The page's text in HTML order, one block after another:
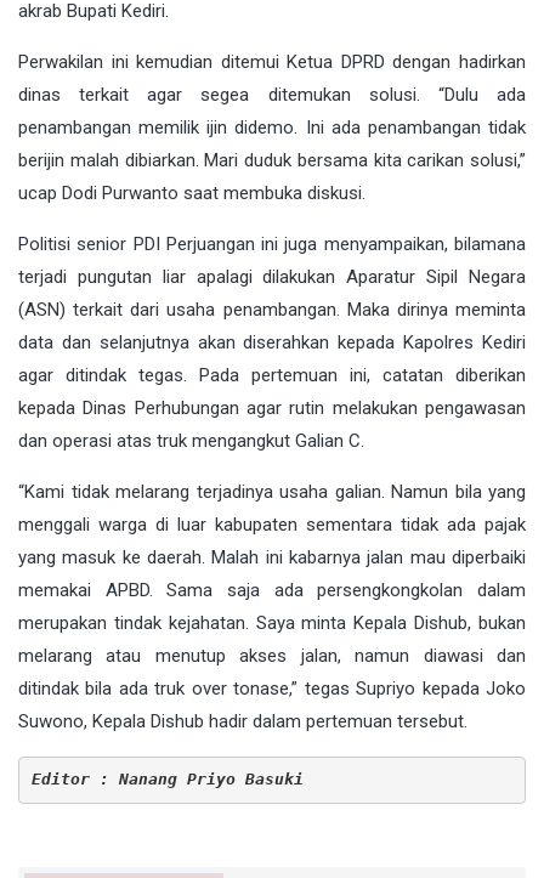
akrab Bupati Kediri.
Perwakilan ini kemudian ditemui Ketua DPRD dengan hadirkan
dinas terkait agar segea ditemukan solusi. “Dulu ada
penambangan memilik ijin didemo. Ini ada penambangan tidak
berijin malah dibiarkan. Mari duduk bersama kita carikan solusi,”
ucap Dodi Purwanto saat membuka diskusi.
Politisi senior PDI Perjuangan ini juga menyampaikan, bilamana
terjadi pungutan liar apalagi dilakukan Aparatur Sipil Negara
(ASN) terkait dari usaha penambangan. Maka dirinya meminta
data dan selanjutnya akan diserahkan kepada Kapolres Kediri
agar ditindak tegas. Pada pertemuan ini, catatan diberikan
kepada Dinas Perhubungan agar rutin melakukan pengawasan
dan operasi atas truk mengangkut Galian C.
“Kami tidak melarang terjadinya usaha galian. Namun bila yang
menggali warga di luar kabupaten sementara tidak ada pajak
yang masuk ke daerah. Malah ini kabarnya jalan mau diperbaiki
memakai APBD. Sama saja ada persengkongkolan dalam
merupakan tindak kejahatan. Saya minta Kepala Dishub, bukan
melarang atau menutup akses jalan, namun diawasi dan
ditindak bila ada truk over tonase,” tegas Supriyo kepada Joko
Suwono, Kepala Dishub hadir dalam pertemuan tersebut.
Editor : Nanang Priyo Basuki